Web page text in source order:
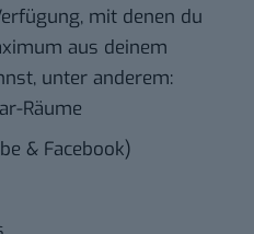
mit denen du
aus deinem
unter anderem:
Räume
& Facebook)